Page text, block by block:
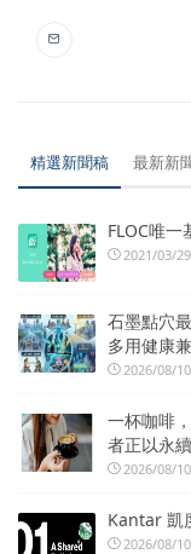
精選新聞稿 最新新
FLOC唯
2021/03/29
石墨點穴
多用健康
2026/08/10
一杯咖啡
者正以永
2026/08/10
Kantar 凱
2026/08/10